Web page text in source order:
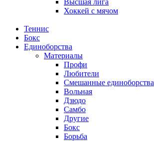
Высшая лига
Хоккей с мячом
Теннис
Бокс
Единоборства
Материалы
Профи
Любители
Смешанные единоборства
Вольная
Дзюдо
Самбо
Другие
Бокс
Борьба